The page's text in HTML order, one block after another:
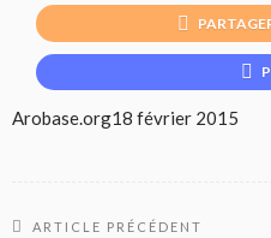
Arobase.org18 février 2015
ARTICLE PRÉCÉDENT